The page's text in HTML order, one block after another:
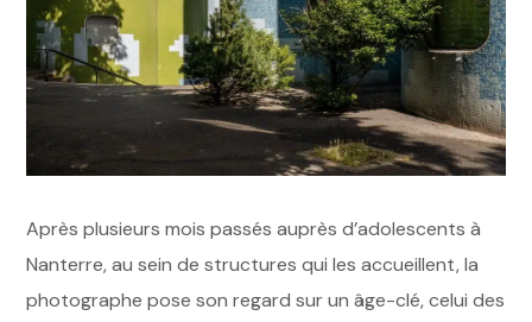
Après plusieurs mois passés auprès d’adolescents à
Nanterre, au sein de structures qui les accueillent, la
photographe pose son regard sur un âge-clé, celui des